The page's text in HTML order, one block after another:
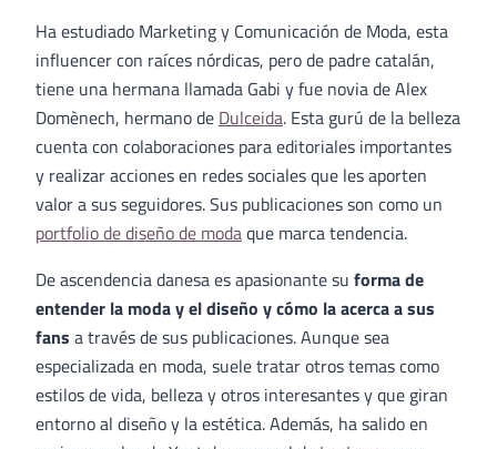
Ha estudiado Marketing y Comunicación de Moda, esta
influencer con raíces nórdicas, pero de padre catalán,
tiene una hermana llamada Gabi y fue novia de Alex
Domènech, hermano de Dulceida. Esta gurú de la belleza
cuenta con colaboraciones para editoriales importantes
y realizar acciones en redes sociales que les aporten
valor a sus seguidores. Sus publicaciones son como un
portfolio de diseño de modaque marca tendencia.
De ascendencia danesa es apasionante su forma de
entender la moda y el diseño y cómo la acerca a sus
fans a través de sus publicaciones. Aunque sea
especializada en moda, suele tratar otros temas como
estilos de vida, belleza y otros interesantes y que giran
entorno al diseño y la estética. Además, ha salido en